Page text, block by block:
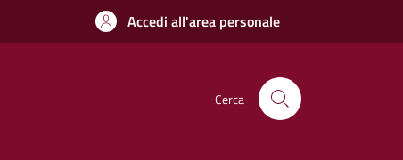
Accedi all'area personale
Cerca